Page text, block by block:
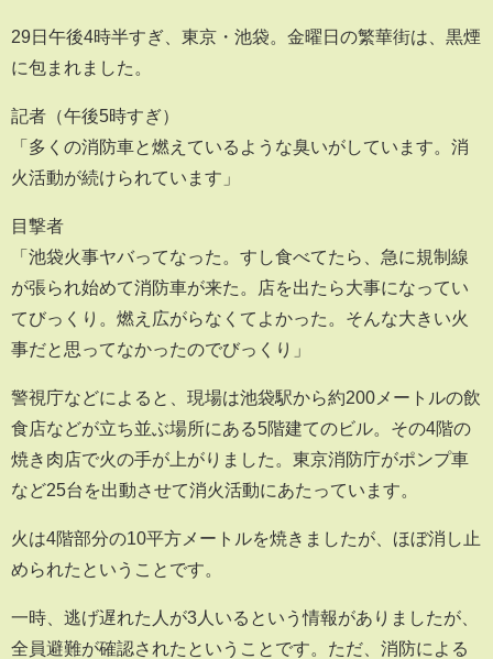
29日午後4時半すぎ、東京・池袋。金曜日の繁華街は、黒煙
に包まれました。
記者（午後5時すぎ）
「多くの消防車と燃えているような臭いがしています。消
火活動が続けられています」
目撃者
「池袋火事ヤバってなった。すし食べてたら、急に規制線
が張られ始めて消防車が来た。店を出たら大事になってい
てびっくり。燃え広がらなくてよかった。そんな大きい火
事だと思ってなかったのでびっくり」
警視庁などによると、現場は池袋駅から約200メートルの飲
食店などが立ち並ぶ場所にある5階建てのビル。その4階の
焼き肉店で火の手が上がりました。東京消防庁がポンプ車
など25台を出動させて消火活動にあたっています。
火は4階部分の10平方メートルを焼きましたが、ほぼ消し止
められたということです。
一時、逃げ遅れた人が3人いるという情報がありましたが、
全員避難が確認されたということです。ただ、消防による